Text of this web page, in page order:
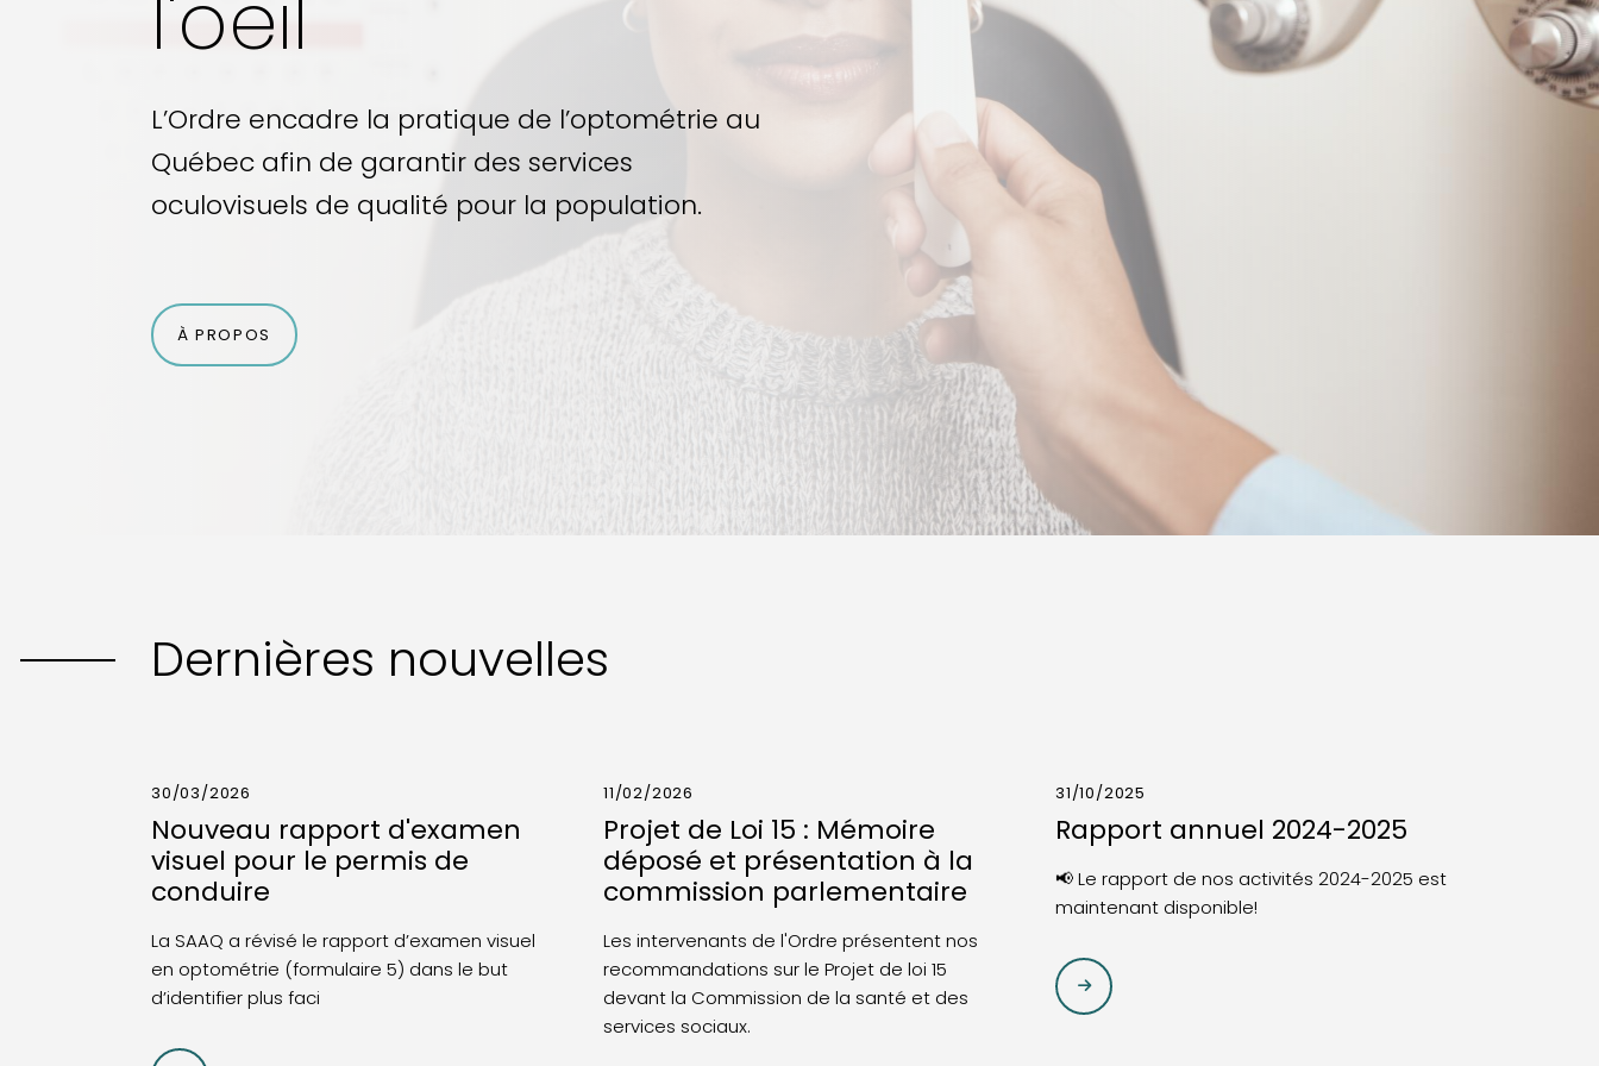
l'oeil
L’Ordre encadre la pratique de l’optométrie au
Québec afin de garantir des services
oculovisuels de qualité pour la population.
À PROPOS
Dernières nouvelles
30/03/2026
Nouveau rapport d'examen
visuel pour le permis de
conduire
La SAAQ a révisé le rapport d’examen visuel
en optométrie (formulaire 5) dans le but
d’identifier plus faci
11/02/2026
Projet de Loi 15 : Mémoire
déposé et présentation à la
commission parlementaire
Les intervenants de l'Ordre présentent nos
recommandations sur le Projet de loi 15
devant la Commission de la santé et des
services sociaux.
31/10/2025
Rapport annuel 2024-2025
📢 Le rapport de nos activités 2024-2025 est
maintenant disponible!